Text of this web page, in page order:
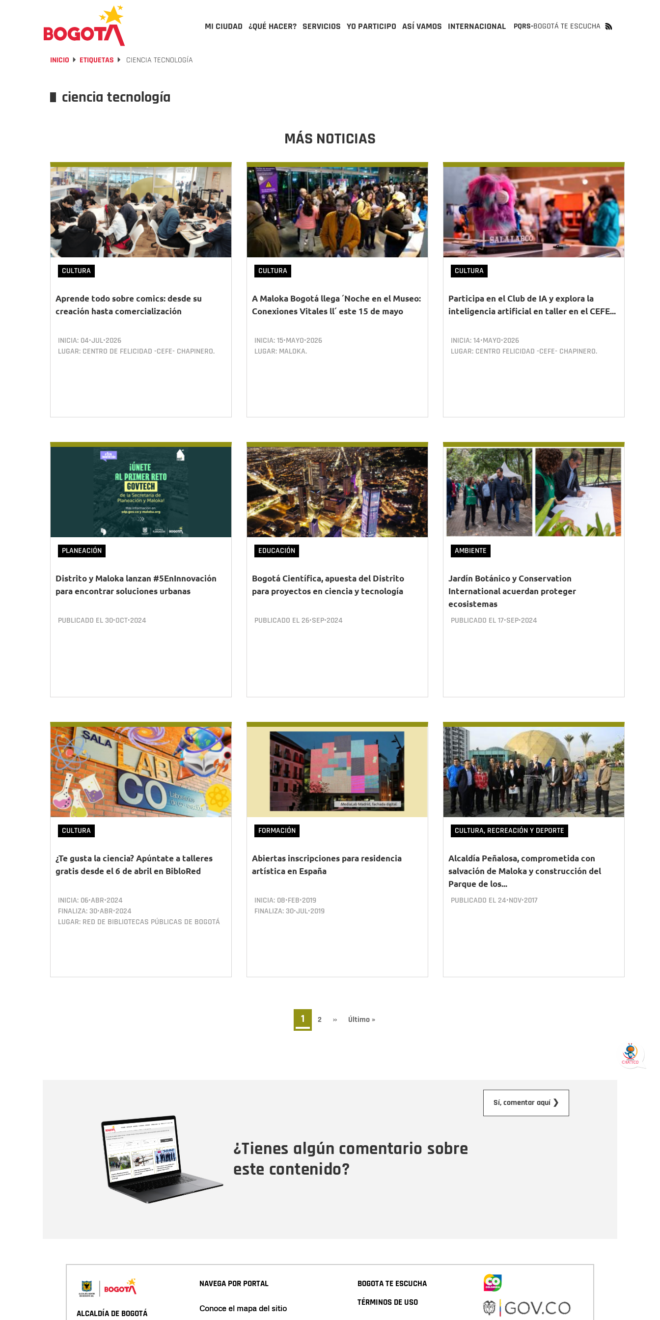
MI CIUDAD ¿QUÉ HACER? SERVICIOS YO PARTICIPO ASÍ VAMOS INTERNACIONAL PQRS-BOGOTÁ TE ESCUCHA
INICIO ETIQUETAS CIENCIA TECNOLOGÍA
ciencia tecnología
MÁS NOTICIAS
CULTURA
Aprende todo sobre comics: desde su
creación hasta comercialización
INICIA: 04•JUL•2026
LUGAR: CENTRO DE FELICIDAD -CEFE- CHAPINERO.
CULTURA
A Maloka Bogotá llega ´Noche en el Museo:
Conexiones Vitales ll´ este 15 de mayo
INICIA:15•MAYO•2026
LUGAR: MALOKA.
CULTURA
Participa en el Club de IA y explora la
inteligencia artificial en taller en el CEFE...
INICIA:14•MAYO•2026
LUGAR: CENTRO FELICIDAD -CEFE- CHAPINERO.
PLANEACIÓN
Distrito y Maloka lanzan #5EnInnovación
para encontrar soluciones urbanas
PUBLICADO EL 30•OCT•2024
EDUCACIÓN
Bogotá Científica, apuesta del Distrito
para proyectos en ciencia y tecnología
PUBLICADO EL 26•SEP•2024
AMBIENTE
Jardín Botánico y Conservation
International acuerdan proteger
ecosistemas
PUBLICADO EL17•SEP•2024
CULTURA
¿Te gusta la ciencia? Apúntate a talleres
gratis desde el 6 de abril en BibloRed
INICIA: 06•ABR•2024
FINALIZA: 30•ABR•2024
LUGAR: RED DE BIBLIOTECAS PÚBLICAS DE BOGOTÁ
FORMACIÓN
Abiertas inscripciones para residencia
artística en España
INICIA: 08•FEB•2019
FINALIZA: 30•JUL•2019
CULTURA, RECREACIÓN Y DEPORTE
Alcaldía Peñalosa, comprometida con
salvación de Maloka y construcción del
Parque de los...
PUBLICADO EL 24•NOV•2017
Página
actual
1 Page
2
Siguiente
››
Última
Último »
¿Tienes algún comentario sobre
este contenido?
Sí, comentar aquí ❯
ALCALDÍA DE BOGOTÁ
NAVEGA POR PORTAL
Conoce el mapa del sitio
BOGOTA TE ESCUCHA
TÉRMINOS DE USO